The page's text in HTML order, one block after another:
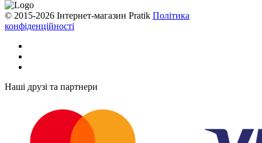
© 2015-2026 Інтернет-магазин Pratik Політика
конфіденційності
Наші друзі та партнери